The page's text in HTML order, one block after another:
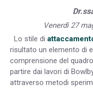
Venerdì 27
Lo stile di
risultato un elemento di
comprensione del
partire dai lavori di
attraverso metodi